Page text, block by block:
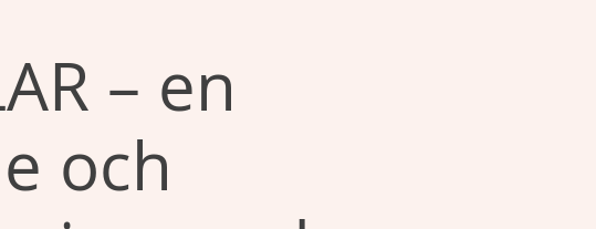
– en
och